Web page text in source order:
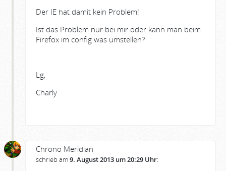
Der IE hat damit kein Problem!
Ist das Problem nur bei mir oder kann man beim
Firefox im config was umstellen?
Lg,
Charly
Chrono Meridian
schrieb am9. August 2013 um 20:29 Uhr: